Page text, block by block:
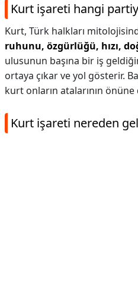
Kurt işareti hangi
Kurt, Türk halkları
ruhunu, özgürlüğü, hızı,
ulusunun başına bir iş
ortaya çıkar ve yol gösterir.
kurt onların atalarının
Kurt işareti nereden